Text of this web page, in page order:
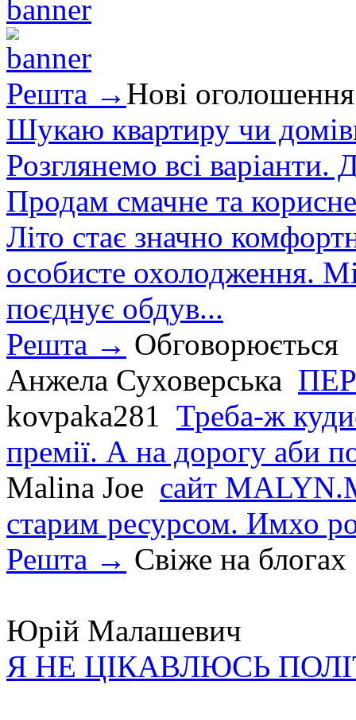
Решта → Нові оголошення
Шукаю квартиру чи
Розглянемо всі варіанти.
Продам смачне та
Літо стає значно
особисте охолодження.
поєднує обдув...
Решта → Обговорюється
Анжела Суховерська
kovpaka281 Треба-ж
премії. А на дорогу аби
Malina Joe сайт
старим ресурсом. Имхо
Решта → Свіже на блогах
Юрій Малашевич
Я НЕ ЦІКАВЛЮСЬ